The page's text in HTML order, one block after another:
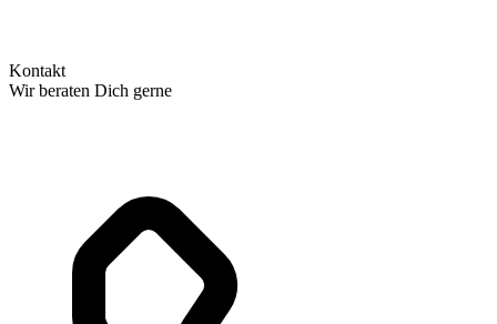
Kontakt
Wir beraten Dich gerne